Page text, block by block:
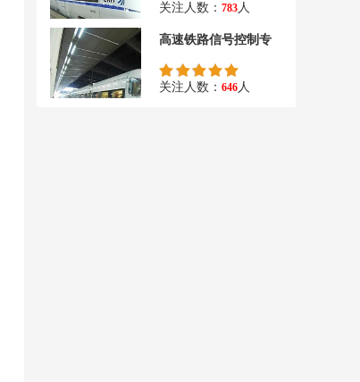
关注人数： 783人
高速铁路信号控制专
关注人数： 646人